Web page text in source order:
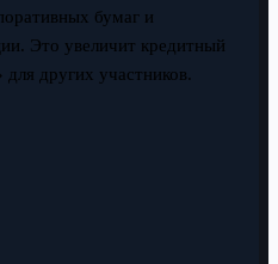
бумаг и
Это увеличит кредитный
других участников.